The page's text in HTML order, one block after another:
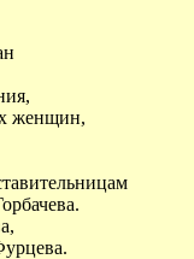
женщин,